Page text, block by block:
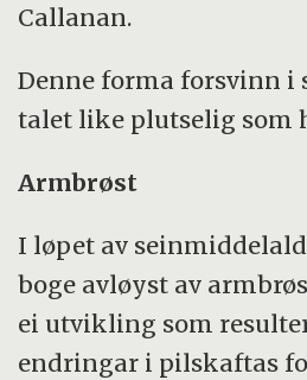
Callanan.
Denne forma forsvinn i
talet like plutselig som
Armbrøst
I løpet av
boge avløyst av
ei utvikling som
endringar i pilskaftas